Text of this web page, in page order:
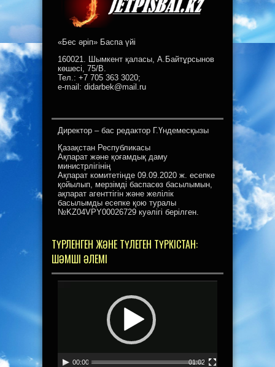
«Бес әріп» Баспа үйі
160021. Шымкент қаласы, А.Байтұрсынов
көшесі, 75/В.
Тел.: +7 705 363 3020;
e-mail: didarbek@mail.ru
Директор – бас редактор Г.Үндемесқызы
Қазақстан Республикасы
Ақпарат және қоғамдық даму
министрлігінің
Ақпарат комитетінде 09.09.2020 ж. есепке
қойылып, мерзімді баспасөз басылымын,
ақпарат агенттігін және желілік
басылымды есепке қою туралы
№KZ04VPY00026729 куәлігі берілген.
ТҮРЛЕНГЕН ЖӘНЕ ТҮЛЕГЕН ТҮРКІСТАН:
ШӘМШІ ӘЛЕМІ
00:00 01:02